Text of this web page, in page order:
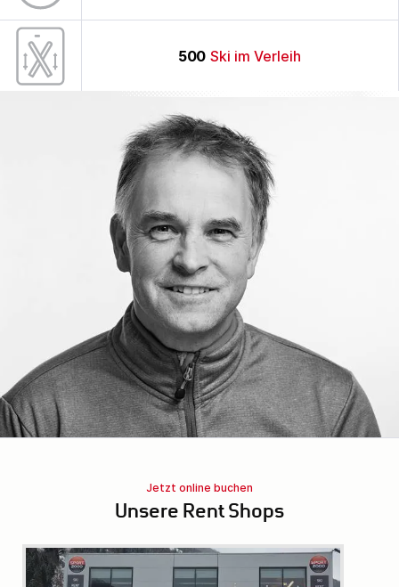
500 Ski im Verleih
Jetzt online buchen
Unsere Rent Shops